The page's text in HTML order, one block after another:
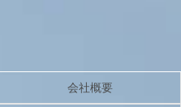
会社概要